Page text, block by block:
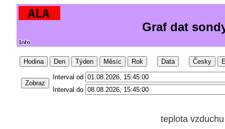
Graf dat
Hodina Den Týden Měsíc Rok Data Česky
Zobraz
Interval od
Interval do
teplota vzduchu